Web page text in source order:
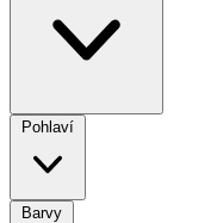
Pohlaví
Barvy